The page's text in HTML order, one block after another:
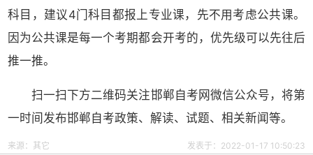
科目，建议4门科目都报上专业课，先不用考虑公共课。
因为公共课是每一个考期都会开考的，优先级可以先往后
推一推。
扫一扫下方二维码关注邯郸自考网微信公众号，将第
一时间发布邯郸自考政策、解读、试题、相关新闻等。
来源：其它 发表于：2022-01-17 10:50:23